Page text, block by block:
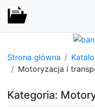
Strona główna
Motoryzacja i
Kategoria: